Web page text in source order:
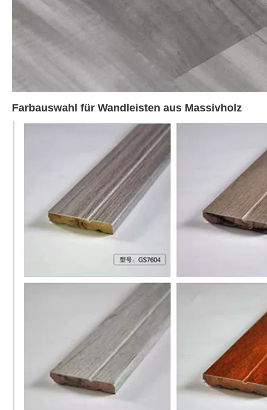
Farbauswahl für Wandleisten aus Massivholz